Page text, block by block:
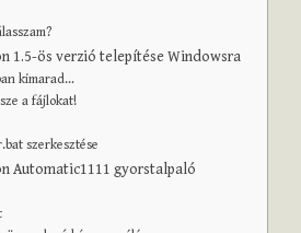
1.5-ös verzió telepítése Windowsra
kimarad…
a fájlokat!
szerkesztése
Automatic1111 gyorstalpaló